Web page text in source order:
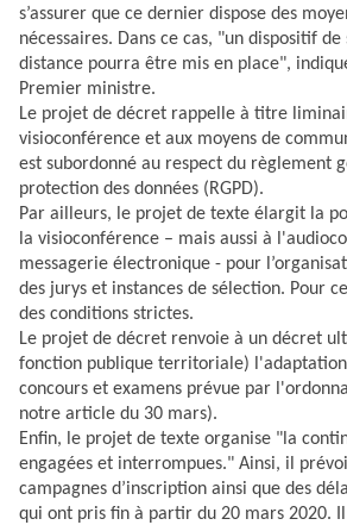
s’assurer que ce dernier dispose des
nécessaires. Dans ce cas, "un dispositif
distance pourra être mis en place",
Premier ministre.
Le projet de décret rappelle à titre
visioconférence et aux moyens de
est subordonné au respect du règlement
protection des données (RGPD).
Par ailleurs, le projet de texte élargit la
la visioconférence – mais aussi à
messagerie électronique - pour
des jurys et instances de sélection. Pour
des conditions strictes.
Le projet de décret renvoie à un décret
fonction publique territoriale) l'adaptation
concours et examens prévue par
notre article du 30 mars).
Enfin, le projet de texte organise "la
engagées et interrompues." Ainsi, il
campagnes d’inscription ainsi que des
qui ont pris fin à partir du 20 mars 2020. Il